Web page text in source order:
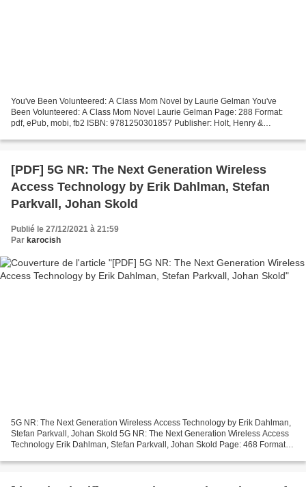
You've Been Volunteered: A Class Mom Novel by Laurie Gelman You've
Been Volunteered: A Class Mom Novel Laurie Gelman Page: 288 Format:
pdf, ePub, mobi, fb2 ISBN: 9781250301857 Publisher: Holt, Henry &
[PDF] 5G NR: The Next Generation Wireless
Access Technology by Erik Dahlman, Stefan
Parkvall, Johan Skold
Publié le 27/12/2021 à 21:59
Par karocish
5G NR: The Next Generation Wireless Access Technology by Erik Dahlman,
Stefan Parkvall, Johan Skold 5G NR: The Next Generation Wireless Access
Technology Erik Dahlman, Stefan Parkvall, Johan Skold Page: 468 Format: